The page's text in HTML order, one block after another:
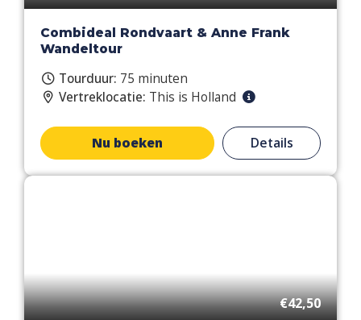
Combideal Rondvaart & Anne Frank
Wandeltour
Tourduur: 75 minuten
Vertreklocatie: This is Holland
Nu boeken Details
€42,50